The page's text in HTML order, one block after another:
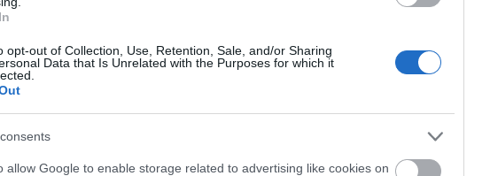
opt-out of Collection, Use, Retention, Sale, and/or Sharing
Data that Is Unrelated with the Purposes for which it
allow Google to enable storage related to advertising like cookies on